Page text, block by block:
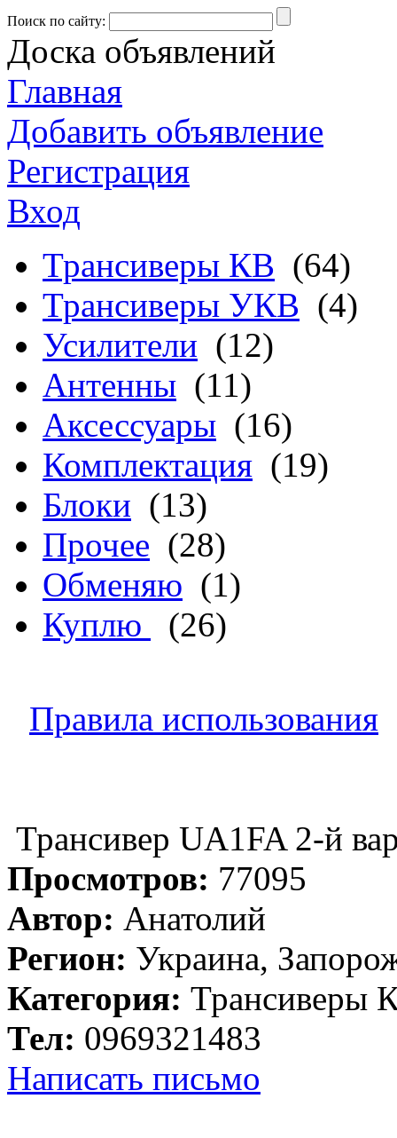
Поиск по сайту:
Доска объявлений
Главная
Добавить объявление
Регистрация
Вход
Трансиверы КВ (64)
Трансиверы УКВ (4)
Усилители (12)
Антенны (11)
Аксессуары (16)
Комплектация (19)
Блоки (13)
Прочее (28)
Обменяю (1)
Куплю
(26)
Правила использования
Трансивер UA1FA 2-й
Просмотров: 77095
Автор: Анатолий
Регион: Украина,
Категория: Трансиверы
Тел: 0969321483
Написать письмо